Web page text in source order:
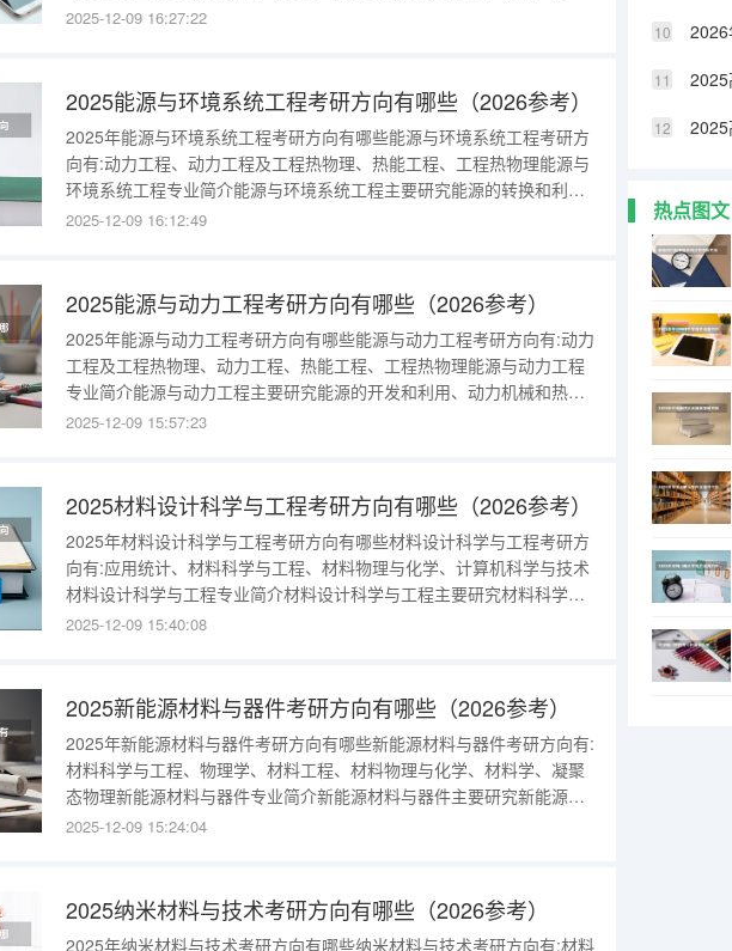
和未来发展趋势以及相关的工程技术等，包含风能、太阳能、生物质
《流体机械》、《传
2025-12-09 16:27:22
2025能源与环境系统工程考研方向有哪些（2026参考）
2025年能源与环境系统工程考研方向有哪些能源与环境系统工程考研方
向有:动力工程、动力工程及工程热物理、热能工程、工程热物理能源与
环境系统工程专业简介能源与环境系统工程主要研究能源的转换和利用
及环境保护等基本知识和技能，包括一次能源转化为二次能源的过程、
的过程，社区绿化、
2025-12-09 16:12:49
2025能源与动力工程考研方向有哪些（2026参考）
2025年能源与动力工程考研方向有哪些能源与动力工程考研方向有:动力
工程及工程热物理、动力工程、热能工程、工程热物理能源与动力工程
专业简介能源与动力工程主要研究能源的开发和利用、动力机械和热工
设备的设计和测试技术等，能源包括煤、石油、天然气等传统能源和核
烧锅炉供暖、空调制
2025-12-09 15:57:23
2025材料设计科学与工程考研方向有哪些（2026参考）
2025年材料设计科学与工程考研方向有哪些材料设计科学与工程考研方
向有:应用统计、材料科学与工程、材料物理与化学、计算机科学与技术
材料设计科学与工程专业简介材料设计科学与工程主要研究材料科学、
物理学、力学、材料制备、材料分析等方面的基本知识和技能，了解材
料、超导材料、能源材
2025-12-09 15:40:08
2025新能源材料与器件考研方向有哪些（2026参考）
2025年新能源材料与器件考研方向有哪些新能源材料与器件考研方向有:
材料科学与工程、物理学、材料工程、材料物理与化学、材料学、凝聚
态物理新能源材料与器件专业简介新能源材料与器件主要研究新能源材
料组成、结构、性能的测试技术与分析方法，开发新一代高性能绿色能
键词：新能源可再
2025-12-09 15:24:04
2025纳米材料与技术考研方向有哪些（2026参考）
2025年纳米材料与技术考研方向有哪些纳米材料与技术考研方向有:材料
热点图文